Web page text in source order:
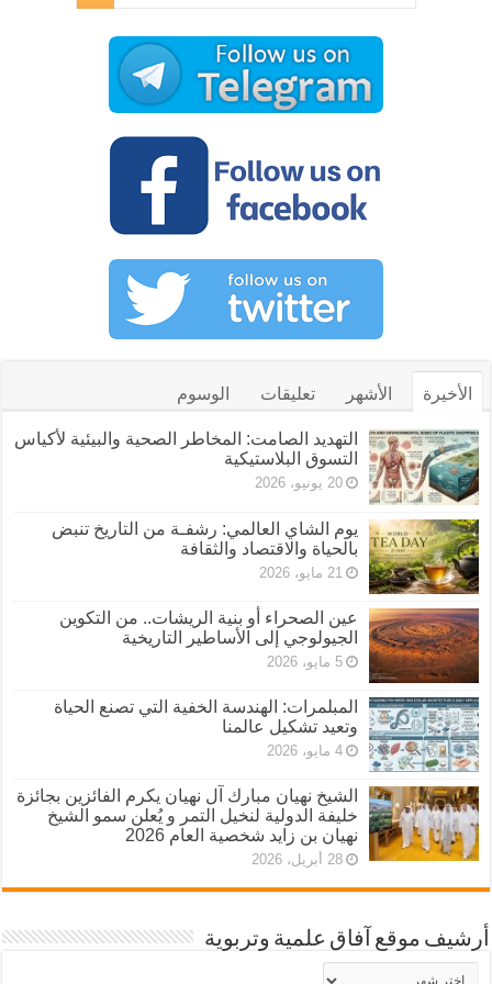
الأخيرة الأشهر تعليقات الوسوم
التهديد الصامت: المخاطر الصحية والبيئية لأكياس
التسوق البلاستيكية
20 يونيو، 2026
يوم الشاي العالمي: رشفـة من التاريخ تنبض
بالحياة والاقتصاد والثقافة
21 مايو، 2026
عين الصحراء أو بنية الريشات.. من التكوين
الجيولوجي إلى الأساطير التاريخية
5 مايو، 2026
المبلمرات: الهندسة الخفية التي تصنع الحياة
وتعيد تشكيل عالمنا
4 مايو، 2026
الشيخ نهيان مبارك آل نهيان يكرم الفائزين بجائزة
خليفة الدولية لنخيل التمر و يُعلن سمو الشيخ
نهيان بن زايد شخصية العام 2026
28 أبريل، 2026
أرشيف موقع آفاق علمية وتربوية
أرشيف